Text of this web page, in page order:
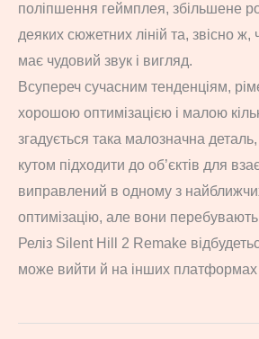
поліпшення геймплея, збільшене
деяких сюжетних ліній та, звісно
має чудовий звук і вигляд.
Всупереч сучасним тенденціям,
хорошою оптимізацією і малою
згадується така малозначна
кутом підходити до об’єктів для
виправлений в одному з
оптимізацію, але вони
Реліз Silent Hill 2 Remake
може вийти й на інших платформах